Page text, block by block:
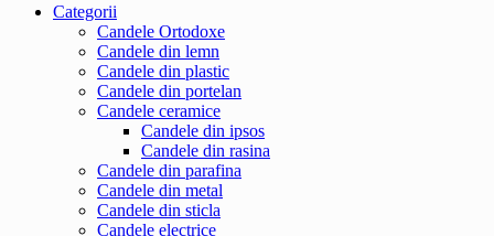
Categorii
Candele Ortodoxe
Candele din lemn
Candele din plastic
Candele din portelan
Candele ceramice
Candele din ipsos
Candele din rasina
Candele din parafina
Candele din metal
Candele din sticla
Candele electrice